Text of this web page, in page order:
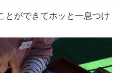
ができてホッと一息つけ